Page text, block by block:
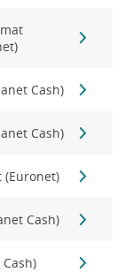
Cash)
Cash)
(Euronet)
Cash)